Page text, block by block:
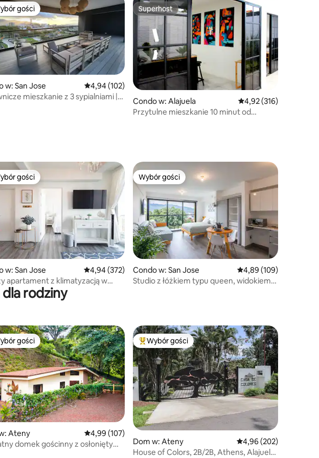
5, liczba recenzji: 211
z kategorii Wybór gości
gości
w: San Jose Średnia ocena: 4,94 na 5, liczba recenzji: 102
4,94 (102)
mieszkanie z 3 sypialniami |
Superhost
Superhost
Condo w: Alajuela Średnia ocena: 4,92
4,92 (316)
Przytulne mieszkanie 10 minut od
5, liczba recenzji: 244
z kategorii Wybór gości
gości
w: San Jose Średnia ocena: 4,94 na 5, liczba recenzji: 372
4,94 (372)
apartament z klimatyzacją w
międzynarodowego lotniska
Wybór gości
Wybór gości
Condo w: San Jose Średnia ocena: 4,89
4,89 (109)
Studio z łóżkiem typu queen, widokiem
rodziny
5, liczba recenzji: 407
z kategorii Wybór gości
gości
Ateny Średnia ocena: 4,99 na 5, liczba recenzji: 107
4,99 (107)
domek gościnny z osłoniętym
Najpopularniejsze z kategorii Wybór gości
Wybór gości
Dom w: Ateny Średnia ocena: 4,96
4,96 (202)
House of Colors, 2B/2B, Athens, Alajuela